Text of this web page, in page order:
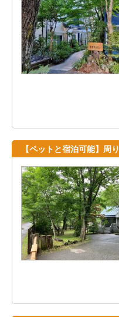
【ペットと宿泊可能】周